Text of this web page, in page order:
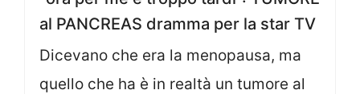
al PANCREAS dramma per la star TV
Dicevano che era la menopausa, ma
quello che ha è in realtà un tumore al